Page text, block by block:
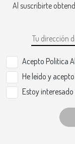
Al suscribirte
Acepto Politica
He leído y
Estoy